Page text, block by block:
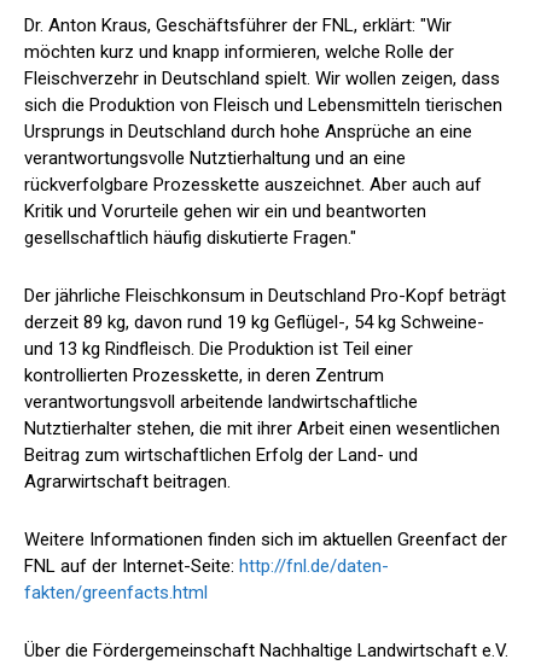
Dr. Anton Kraus, Geschäftsführer der FNL, erklärt: "Wir
möchten kurz und knapp informieren, welche Rolle der
Fleischverzehr in Deutschland spielt. Wir wollen zeigen, dass
sich die Produktion von Fleisch und Lebensmitteln tierischen
Ursprungs in Deutschland durch hohe Ansprüche an eine
verantwortungsvolle Nutztierhaltung und an eine
rückverfolgbare Prozesskette auszeichnet. Aber auch auf
Kritik und Vorurteile gehen wir ein und beantworten
gesellschaftlich häufig diskutierte Fragen."
Der jährliche Fleischkonsum in Deutschland Pro-Kopf beträgt
derzeit 89 kg, davon rund 19 kg Geflügel-, 54 kg Schweine-
und 13 kg Rindfleisch. Die Produktion ist Teil einer
kontrollierten Prozesskette, in deren Zentrum
verantwortungsvoll arbeitende landwirtschaftliche
Nutztierhalter stehen, die mit ihrer Arbeit einen wesentlichen
Beitrag zum wirtschaftlichen Erfolg der Land- und
Agrarwirtschaft beitragen.
Weitere Informationen finden sich im aktuellen Greenfact der
FNL auf der Internet-Seite: http://fnl.de/daten-
fakten/greenfacts.html
Über die Fördergemeinschaft Nachhaltige Landwirtschaft e.V.